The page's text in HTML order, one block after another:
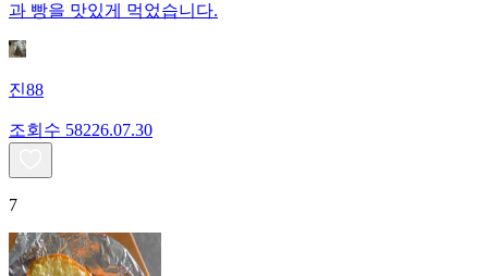
과 빵을 맛있게 먹었습니다.
진88
조회수 58226.07.30
7